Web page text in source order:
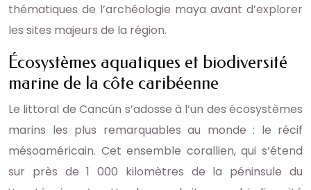
thématiques de l’archéologie maya avant d’explorer
les sites majeurs de la région.
Écosystèmes aquatiques et biodiversité
marine de la côte caribéenne
Le littoral de Cancún s’adosse à l’un des écosystèmes
marins les plus remarquables au monde : le récif
mésoaméricain. Cet ensemble corallien, qui s’étend
sur près de 1 000 kilomètres de la péninsule du